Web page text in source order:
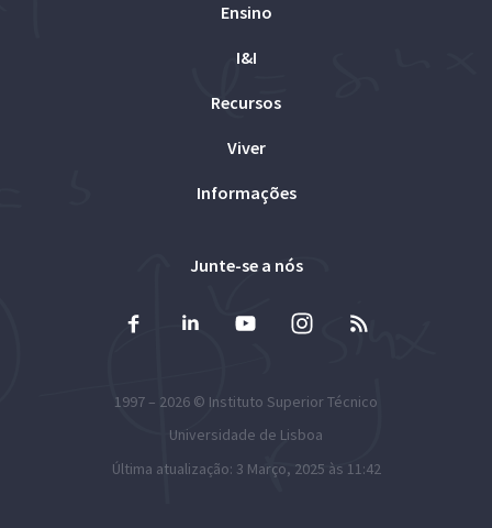
Ensino
I&I
Recursos
Viver
Informações
Junte-se a nós
1997 – 2026 © Instituto Superior Técnico
Universidade de Lisboa
Última atualização: 3 Março, 2025 às 11:42